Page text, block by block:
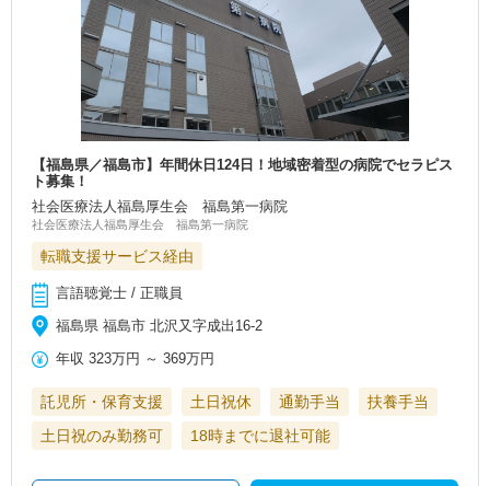
【福島県／福島市】年間休日124日！地域密着型の病院でセラピス
ト募集！
社会医療法人福島厚生会 福島第一病院
社会医療法人福島厚生会 福島第一病院
転職支援サービス経由
言語聴覚士 / 正職員
福島県 福島市 北沢又字成出16-2
年収 323万円 ～369万円
託児所・保育支援 土日祝休 通勤手当
扶養手当
土日祝のみ勤務可
18時までに退社可能